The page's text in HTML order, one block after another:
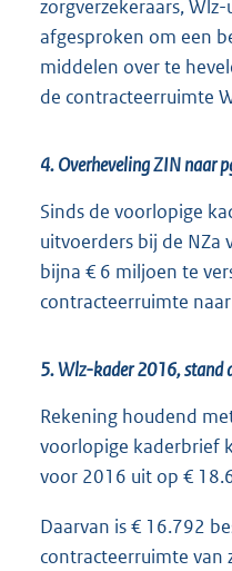
zorgverzekeraars,
afgesproken om een
middelen over te
de contracteerruimte
4. Overheveling ZIN naar
Sinds de voorlopige
uitvoerders bij de NZa
bijna € 6 miljoen te
contracteerruimte
5. Wlz-kader 2016, stand
Rekening houdend
voorlopige kaderbrief
voor 2016 uit op €
Daarvan is € 16.792
contracteerruimte van